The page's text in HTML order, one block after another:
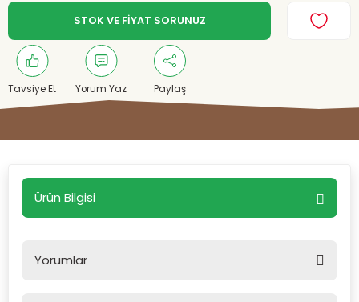
STOK VE FİYAT SORUNUZ
Tavsiye Et Yorum Yaz Paylaş
Ürün Bilgisi
Yorumlar